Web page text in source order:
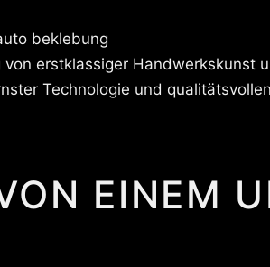
erstklassiger Handwerkskunst
Technologie und
EINEM